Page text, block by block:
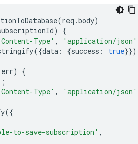
(req .body)
)
{
Type' , 'application/json'
({data : {success : true
err)
{
Type' , 'application/json'
({
to-save-subscription' ,